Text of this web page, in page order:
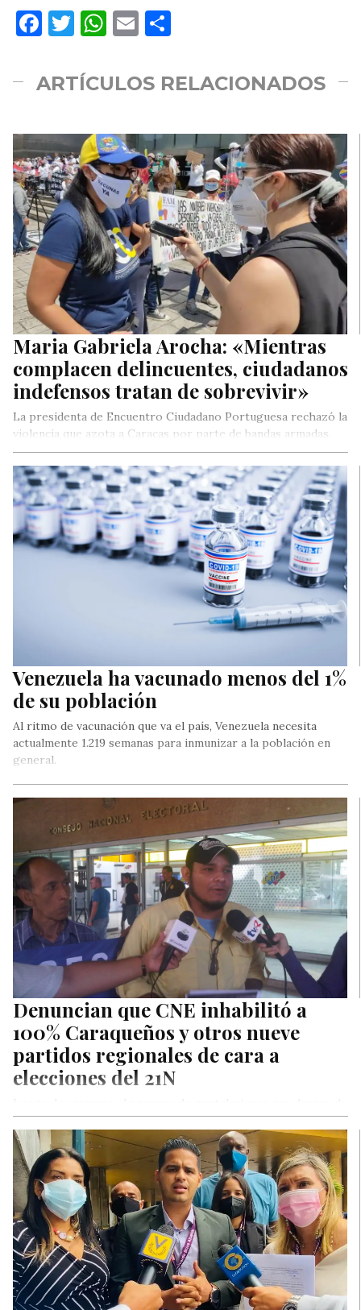
Facebook
Twitter
WhatsApp
Email
ARTÍCULOS RELACIONADOS
Maria Gabriela Arocha: «Mientras
complacen delincuentes, ciudadanos
indefensos tratan de sobrevivir»
La presidenta de Encuentro Ciudadano Portuguesa rechazó la
violencia que azota a Caracas por parte de bandas armadas.
Venezuela ha vacunado menos del 1%
de su población
Al ritmo de vacunación que va el país, Venezuela necesita
actualmente 1.219 semanas para inmunizar a la población en
general.
Denuncian que CNE inhabilitó a
100% Caraqueños y otros nueve
partidos regionales de cara a
elecciones del 21N
partidos, donde destacan 100% Caraqueños y Prosperidad
Democrática, fueron madrugados…